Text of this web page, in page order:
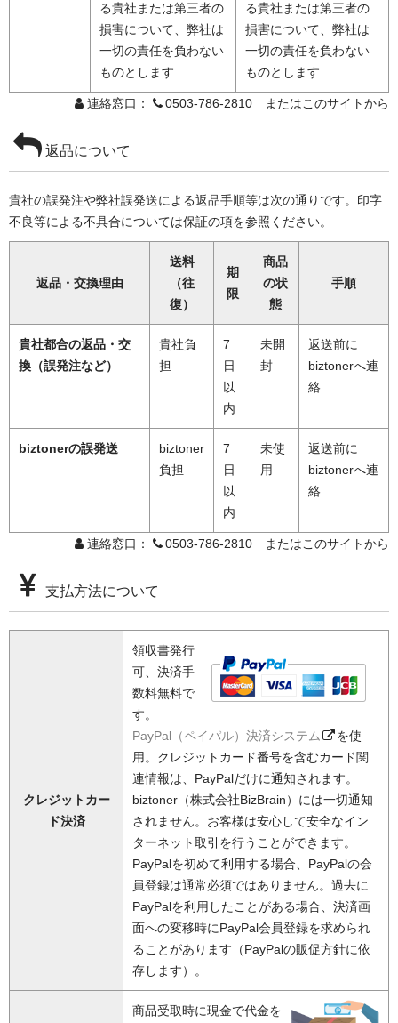
る貴社または第三者の
損害について、弊社は
一切の責任を負わない
ものとします
る貴社または第三者の
損害について、弊社は
一切の責任を負わない
ものとします
連絡窓口： 0503-786-2810 またはこのサイトから
返品について
貴社の誤発注や弊社誤発送による返品手順等は次の通りです。印字
不良等による不具合については保証の項を参照ください。
返品・交換理由
送料
（往
復）
期
限
商品
の状
態
手順
貴社都合の返品・交
換（誤発注など）
貴社負
担
7
日
以
内
未開
封
返送前に
biztonerへ連
絡
biztonerの誤発送
biztoner
負担
7
日
以
内
未使
用
返送前に
biztonerへ連
絡
連絡窓口： 0503-786-2810 またはこのサイトから
支払方法について
クレジットカー
ド決済
領収書発行
可、決済手
数料無料で
す。
PayPal（ペイパル）決済システム
を使
用。クレジットカード番号を含むカード関
連情報は、PayPalだけに通知されます。
biztoner（株式会社BizBrain）には一切通知
されません。お客様は安心して安全なイン
ターネット取引を行うことができます。
PayPalを初めて利用する場合、PayPalの会
員登録は通常必須ではありません。過去に
PayPalを利用したことがある場合、決済画
面への変移時にPayPal会員登録を求められ
ることがあります（PayPalの販促方針に依
存します）。
商品受取時に現金で代金を